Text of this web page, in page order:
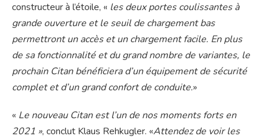
constructeur à l’étoile, « les deux portes coulissantes à
grande ouverture et le seuil de chargement bas
permettront un accès et un chargement facile. En plus
de sa fonctionnalité et du grand nombre de variantes, le
prochain Citan bénéficiera d’un équipement de sécurité
complet et d’un grand confort de conduite.»
« Le nouveau Citan est l’un de nos moments forts en
2021 », conclut Klaus Rehkugler. «Attendez de voir les